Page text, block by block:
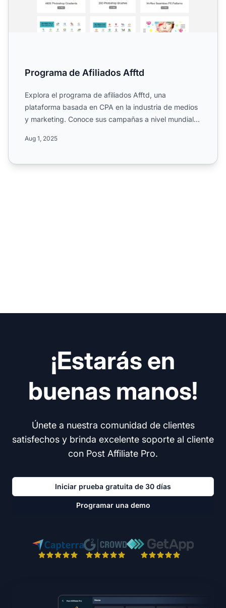
Programa de Afiliados Afftd
Explora el programa de afiliados Afftd, una
plataforma basada en CPA en la industria de medios
y marketing. Conoce sus campañas a nivel mundial,
Aug 1, 2025
¡Estarás en
buenas manos!
Únete a nuestra comunidad de clientes
satisfechos y brinda excelente soporte al cliente
con Post Affiliate Pro.
Iniciar prueba gratuita de 30 días
Programar una demo